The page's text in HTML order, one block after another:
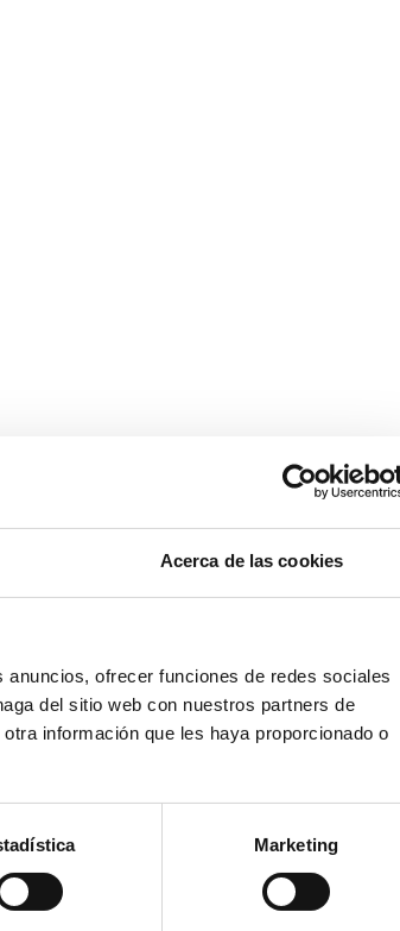
Acerca de las cookies
ofrecer funciones de redes sociales
del sitio web con nuestros partners de
información que les haya proporcionado o
Marketing